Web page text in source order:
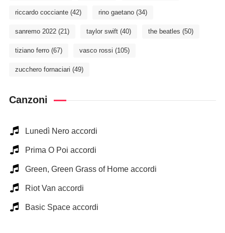
riccardo cocciante(42) rino gaetano(34)
sanremo 2022(21) taylor swift(40) the beatles (50)
tiziano ferro(67) vasco rossi (105)
zucchero fornaciari (49)
Canzoni
Lunedì Nero accordi
Prima O Poi accordi
Green, Green Grass of Home accordi
Riot Van accordi
Basic Space accordi